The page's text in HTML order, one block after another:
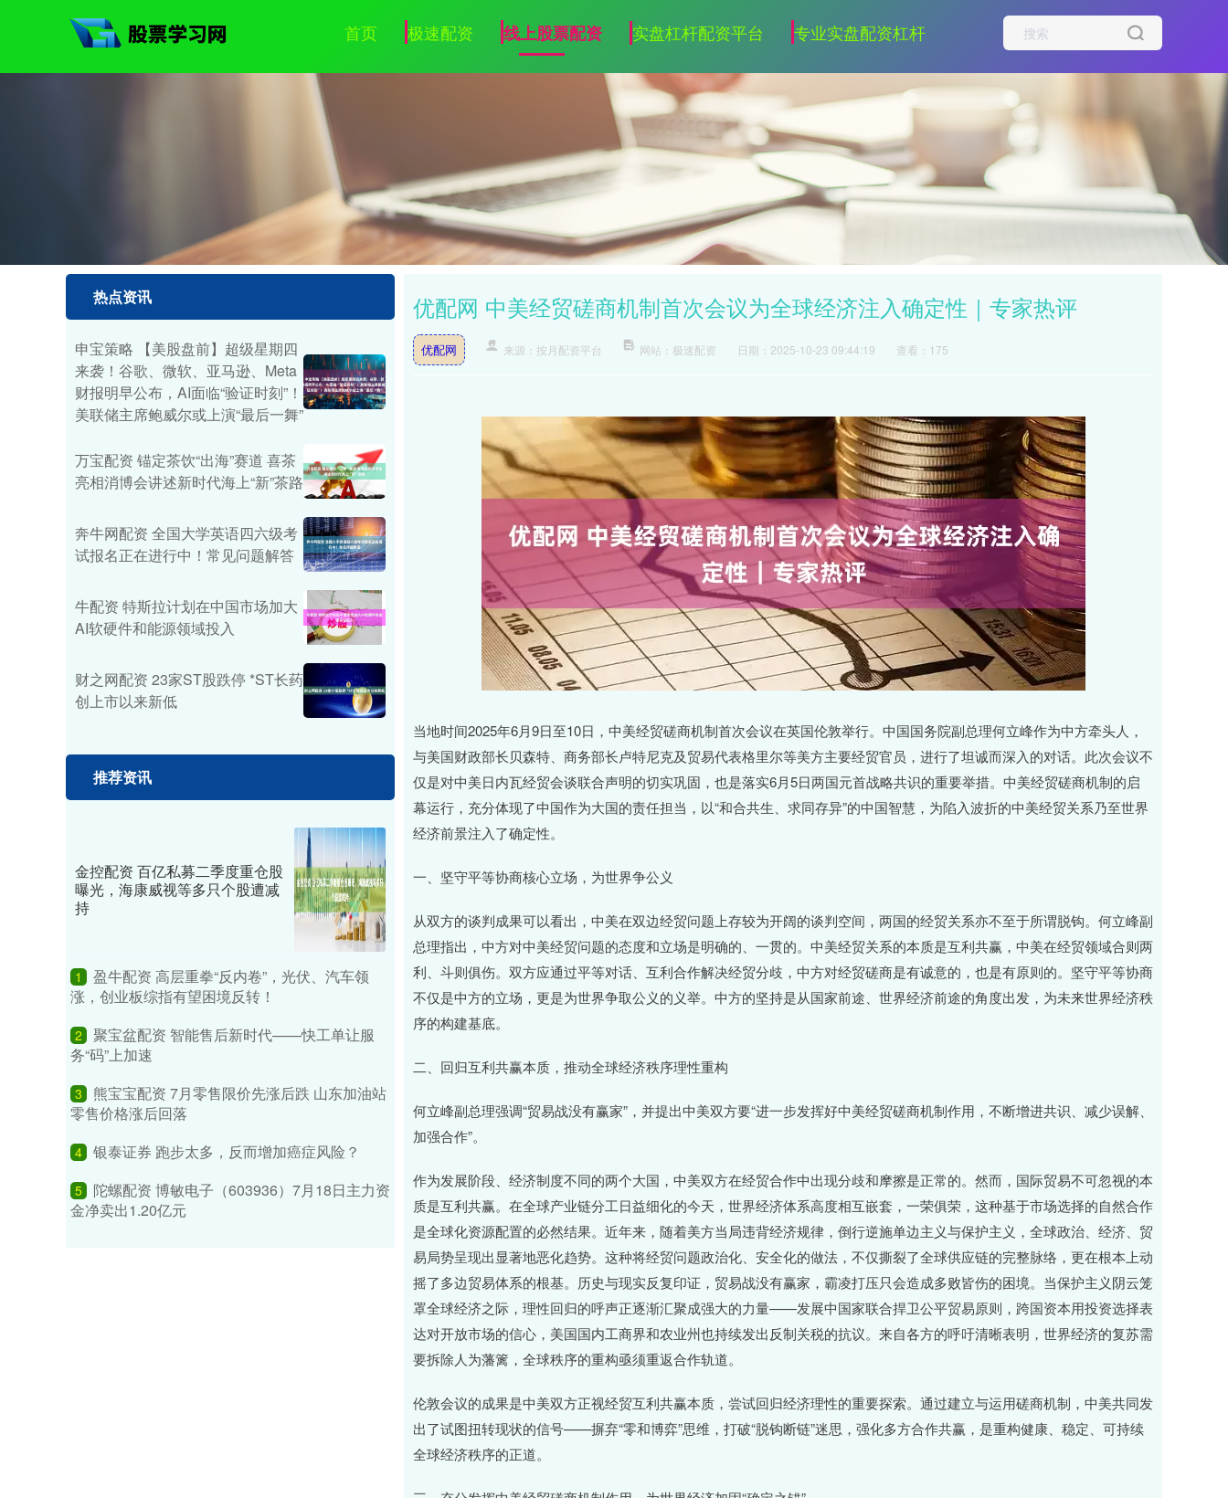
首页 极速配资 线上股票配资 实盘杠杆配资平台 专业实盘配资杠杆
优配网 中美经贸磋商机制首次会议为全球经济注入确定性｜专家热评
优配网 来源：按月配资平台 网站：极速配资 日期：2025-10-23 09:44:19 查看：175
当地时间2025年6月9日至10日，中美经贸磋商机制首次会议在英国伦敦举行。中国国务院副总理何立峰作为中方牵头人，
与美国财政部长贝森特、商务部长卢特尼克及贸易代表格里尔等美方主要经贸官员，进行了坦诚而深入的对话。此次会议不
仅是对中美日内瓦经贸会谈联合声明的切实巩固，也是落实6月5日两国元首战略共识的重要举措。中美经贸磋商机制的启
幕运行，充分体现了中国作为大国的责任担当，以“和合共生、求同存异”的中国智慧，为陷入波折的中美经贸关系乃至世界
经济前景注入了确定性。
一、坚守平等协商核心立场，为世界争公义
从双方的谈判成果可以看出，中美在双边经贸问题上存较为开阔的谈判空间，两国的经贸关系亦不至于所谓脱钩。何立峰副
总理指出，中方对中美经贸问题的态度和立场是明确的、一贯的。中美经贸关系的本质是互利共赢，中美在经贸领域合则两
利、斗则俱伤。双方应通过平等对话、互利合作解决经贸分歧，中方对经贸磋商是有诚意的，也是有原则的。坚守平等协商
不仅是中方的立场，更是为世界争取公义的义举。中方的坚持是从国家前途、世界经济前途的角度出发，为未来世界经济秩
序的构建基底。
二、回归互利共赢本质，推动全球经济秩序理性重构
何立峰副总理强调“贸易战没有赢家”，并提出中美双方要“进一步发挥好中美经贸磋商机制作用，不断增进共识、减少误解、
加强合作”。
作为发展阶段、经济制度不同的两个大国，中美双方在经贸合作中出现分歧和摩擦是正常的。然而，国际贸易不可忽视的本
质是互利共赢。在全球产业链分工日益细化的今天，世界经济体系高度相互嵌套，一荣俱荣，这种基于市场选择的自然合作
是全球化资源配置的必然结果。近年来，随着美方当局违背经济规律，倒行逆施单边主义与保护主义，全球政治、经济、贸
易局势呈现出显著地恶化趋势。这种将经贸问题政治化、安全化的做法，不仅撕裂了全球供应链的完整脉络，更在根本上动
摇了多边贸易体系的根基。历史与现实反复印证，贸易战没有赢家，霸凌打压只会造成多败皆伤的困境。当保护主义阴云笼
罩全球经济之际，理性回归的呼声正逐渐汇聚成强大的力量——发展中国家联合捍卫公平贸易原则，跨国资本用投资选择表
达对开放市场的信心，美国国内工商界和农业州也持续发出反制关税的抗议。来自各方的呼吁清晰表明，世界经济的复苏需
要拆除人为藩篱，全球秩序的重构亟须重返合作轨道。
伦敦会议的成果是中美双方正视经贸互利共赢本质，尝试回归经济理性的重要探索。通过建立与运用磋商机制，中美共同发
出了试图扭转现状的信号——摒弃“零和博弈”思维，打破“脱钩断链”迷思，强化多方合作共赢，是重构健康、稳定、可持续
全球经济秩序的正道。
热点资讯
申宝策略 【美股盘前】超级星期四
来袭！谷歌、微软、亚马逊、Meta
财报明早公布，AI面临“验证时刻”！
美联储主席鲍威尔或上演“最后一舞”
万宝配资 锚定茶饮“出海”赛道 喜茶
亮相消博会讲述新时代海上“新”茶路
奔牛网配资 全国大学英语四六级考
试报名正在进行中！常见问题解答
牛配资 特斯拉计划在中国市场加大
AI软硬件和能源领域投入
财之网配资 23家ST股跌停 *ST长药
创上市以来新低
推荐资讯
金控配资 百亿私募二季度重仓股
曝光，海康威视等多只个股遭减
持
1
盈牛配资 高层重拳“反内卷”，光伏、汽车领
涨，创业板综指有望困境反转！
2
聚宝盆配资 智能售后新时代——快工单让服
务“码”上加速
3
熊宝宝配资 7月零售限价先涨后跌 山东加油站
零售价格涨后回落
4 银泰证券 跑步太多，反而增加癌症风险？
5
陀螺配资 博敏电子（603936）7月18日主力资
金净卖出1.20亿元